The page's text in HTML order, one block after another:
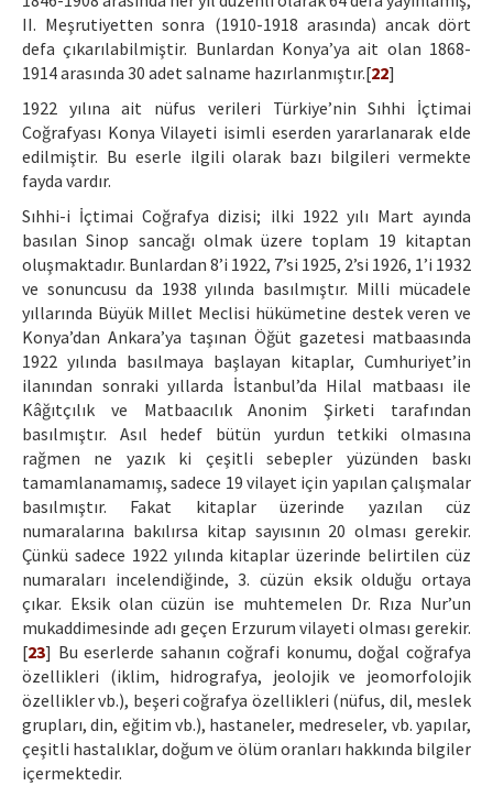
II. Meşrutiyetten sonra (1910-1918 arasında) ancak dört
defa çıkarılabilmiştir. Bunlardan Konya’ya ait olan 1868-
1914 arasında 30 adet salname hazırlanmıştır.[22]
1922 yılına ait nüfus verileri Türkiye’nin Sıhhi İçtimai
Coğrafyası Konya Vilayeti isimli eserden yararlanarak elde
edilmiştir. Bu eserle ilgili olarak bazı bilgileri vermekte
fayda vardır.
Sıhhi-i İçtimai Coğrafya dizisi; ilki 1922 yılı Mart ayında
basılan Sinop sancağı olmak üzere toplam 19 kitaptan
oluşmaktadır. Bunlardan 8’i 1922, 7’si 1925, 2’si 1926, 1’i 1932
ve sonuncusu da 1938 yılında basılmıştır. Milli mücadele
yıllarında Büyük Millet Meclisi hükümetine destek veren ve
Konya’dan Ankara’ya taşınan Öğüt gazetesi matbaasında
1922 yılında basılmaya başlayan kitaplar, Cumhuriyet’in
ilanından sonraki yıllarda İstanbul’da Hilal matbaası ile
Kâğıtçılık ve Matbaacılık Anonim Şirketi tarafından
basılmıştır. Asıl hedef bütün yurdun tetkiki olmasına
rağmen ne yazık ki çeşitli sebepler yüzünden baskı
tamamlanamamış, sadece 19 vilayet için yapılan çalışmalar
basılmıştır. Fakat kitaplar üzerinde yazılan cüz
numaralarına bakılırsa kitap sayısının 20 olması gerekir.
Çünkü sadece 1922 yılında kitaplar üzerinde belirtilen cüz
numaraları incelendiğinde, 3. cüzün eksik olduğu ortaya
çıkar. Eksik olan cüzün ise muhtemelen Dr. Rıza Nur’un
mukaddimesinde adı geçen Erzurum vilayeti olması gerekir.
[23] Bu eserlerde sahanın coğrafi konumu, doğal coğrafya
özellikleri (iklim, hidrografya, jeolojik ve jeomorfolojik
özellikler vb.), beşeri coğrafya özellikleri (nüfus, dil, meslek
grupları, din, eğitim vb.), hastaneler, medreseler, vb. yapılar,
çeşitli hastalıklar, doğum ve ölüm oranları hakkında bilgiler
içermektedir.